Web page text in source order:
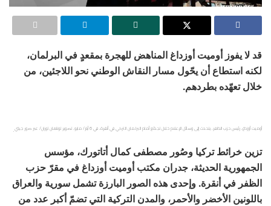
قد لا يفوز أوميت أوزداغ المناهض للهجرة بمقعدٍ في البرلمان،
لكنه استطاع أن يحّول مسار النقاش الوطني نحو اللاجئين، من
خلال تعهّده بطردهم.
أوميت أوزداغ، رئيس حزب الظفر، يتحدث إلى وسائل الإعلام خلال تجمّع أمام البرلمان التركي في أنقرة، في 6 أيار/ مايو. تصوير توناهان توران/ عبر صور جيتي .
تزين خرائط تركيا وصُور مصطفى كمال أتاتورك، مؤسس
الجمهورية الحديثة، جدران مكتب أوميت أوزداغ في مقرّ حزب
الظفر في أنقرة. وإحدى هذه الصور البارزة تشمل سورية والعراق
باللونين الأخضر والأحمر، والمدن التركية التي تضمّ أكبر عدد من